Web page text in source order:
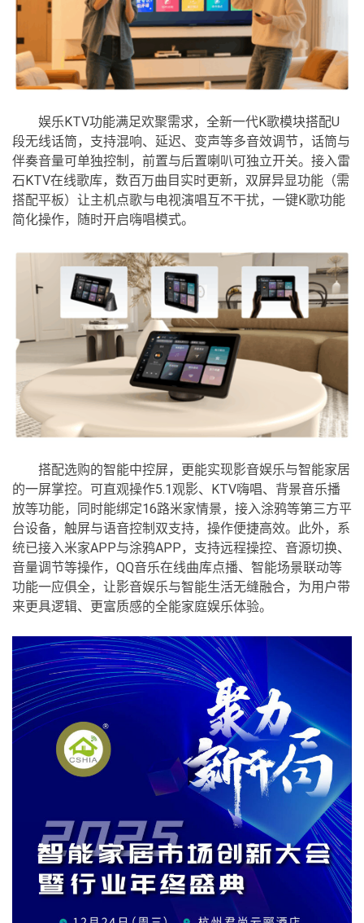
娱乐KTV功能满足欢聚需求，全新一代K歌模块搭配U
段无线话筒，支持混响、延迟、变声等多音效调节，话筒与
伴奏音量可单独控制，前置与后置喇叭可独立开关。接入雷
石KTV在线歌库，数百万曲目实时更新，双屏异显功能（需
搭配平板）让主机点歌与电视演唱互不干扰，一键K歌功能
简化操作，随时开启嗨唱模式。
搭配选购的智能中控屏，更能实现影音娱乐与智能家居
的一屏掌控。可直观操作5.1观影、KTV嗨唱、背景音乐播
放等功能，同时能绑定16路米家情景，接入涂鸦等第三方平
台设备，触屏与语音控制双支持，操作便捷高效。此外，系
统已接入米家APP与涂鸦APP，支持远程操控、音源切换、
音量调节等操作，QQ音乐在线曲库点播、智能场景联动等
功能一应俱全，让影音娱乐与智能生活无缝融合，为用户带
来更具逻辑、更富质感的全能家庭娱乐体验。